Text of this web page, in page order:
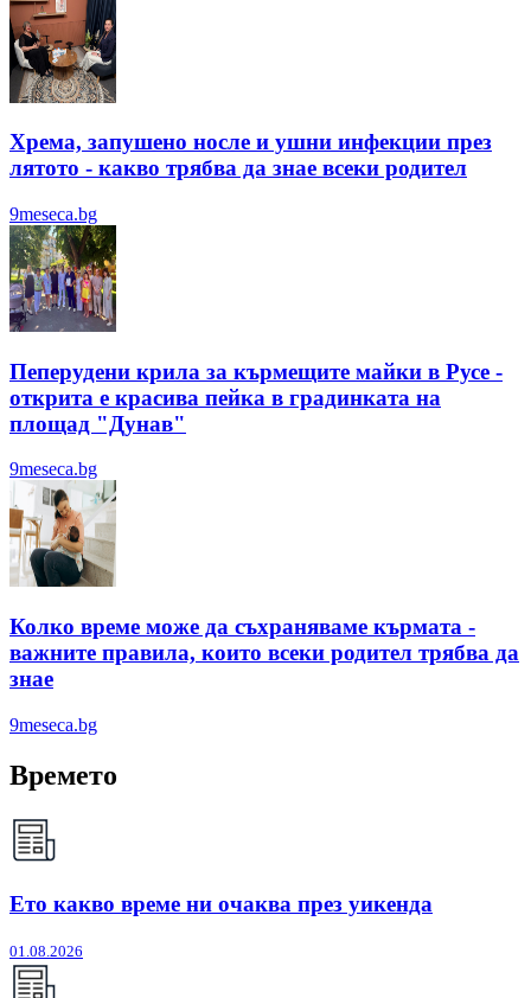
Хрема, запушено носле и ушни инфекции през
лятотo - какво трябва да знае всеки родител
9meseca.bg
Пеперудени крила за кърмещите майки в Русе -
открита е красива пейка в градинката на
площад "Дунав"
9meseca.bg
Колко време може да съхраняваме кърмата -
важните правила, които всеки родител трябва да
знае
9meseca.bg
Времето
Ето какво време ни очаква през уикенда
01.08.2026